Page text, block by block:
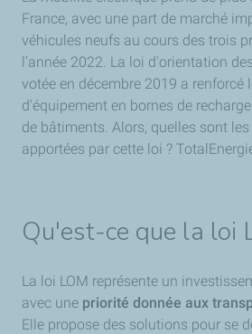
France, avec une part de marché
véhicules neufs au cours des trois
l'année 2022. La loi d'orientation
votée en décembre 2019 a renforcé
d'équipement en bornes de
de bâtiments. Alors, quelles sont
apportées par cette loi ?
Qu'est-ce que la loi
La loi LOM représente un
avec une priorité donnée aux
Elle propose des solutions pour se